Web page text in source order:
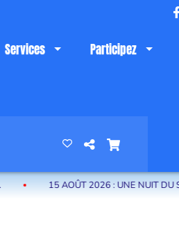
Services Participez
15 AOÛT 2026 : UNE NUIT DU SOLEIL